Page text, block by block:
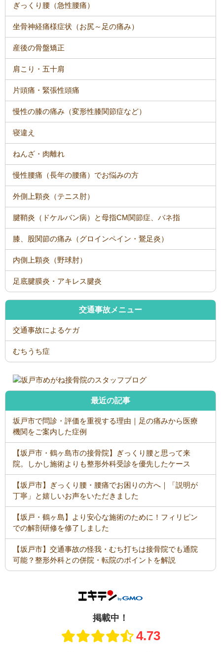
ぎっくり腰（急性腰痛）
坐骨神経痛様症状（お尻～足の痛み）
産後の骨盤矯正
肩こり・五十肩
片頭痛・緊張性頭痛
慢性の膝の痛み（変形性膝関節症など）
寝違え
ねんざ・肉離れ
慢性腰痛（長年の腰痛）でお悩みの方
外側上顆炎（テニス肘）
腱鞘炎（ドケルバン病）と母指CM関節症、バネ指
膝、股関節の痛み（グロインペイン・鵞足炎）
内側上顆炎（野球肘）
足底腱膜炎・アキレス腱炎
交通事故メニュー
交通事故によるケガ
むちうち症
最近の記事
坂戸市で問診・評価を重視する理由｜足の痛みから医療
機関をご案内した症例
【坂戸市・鶴ヶ島市の接骨院】ぎっくり腰と思って来
院。しかし施術よりも整形外科受診を優先したケース
【坂戸市】ぎっくり腰・腰痛でお困りの方へ｜「説明が
丁寧」と嬉しいお声をいただきました
【坂戸・鶴ヶ島】より安心な施術のために！フィリピン
での解剖研修を修了しました
【坂戸市】交通事故の怪我・むち打ちは接骨院でも通院
可能？整形外科との併院・転院のポイントを解説